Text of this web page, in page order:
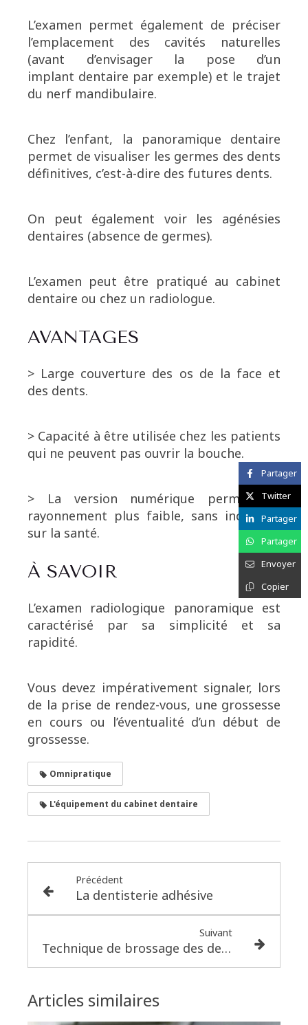
L’examen permet également de préciser
l’emplacement des cavités naturelles
(avant d’envisager la pose d’un
implant dentaire par exemple) et le trajet
du nerf mandibulaire.
Chez l’enfant, la panoramique dentaire
permet de visualiser les germes des dents
définitives, c’est-à-dire des futures dents.
On peut également voir les agénésies
dentaires (absence de germes).
L’examen peut être pratiqué au cabinet
dentaire ou chez un radiologue.
AVANTAGES
> Large couverture des os de la face et
des dents.
> Capacité à être utilisée chez les patients
qui ne peuvent pas ouvrir la bouche.
> La version numérique permet un
rayonnement plus faible, sans incidence
sur la santé.
À SAVOIR
L’examen radiologique panoramique est
caractérisé par sa simplicité et sa
rapidité.
Vous devez impérativement signaler, lors
de la prise de rendez-vous, une grossesse
en cours ou l’éventualité d’un début de
grossesse.
Omnipratique
L'équipement du cabinet dentaire
Précédent
La dentisterie adhésive
Suivant
Technique de brossage des dents
Articles similaires
Partager
Twitter
Partager
Partager
Envoyer
Copier